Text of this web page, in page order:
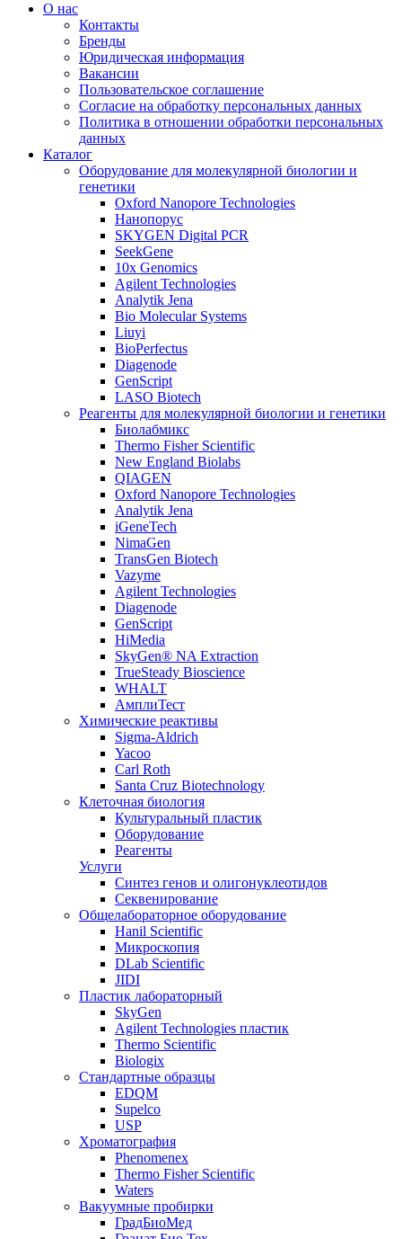
О нас
Контакты
Бренды
Юридическая информация
Вакансии
Пользовательское соглашение
Согласие на обработку персональных данных
Политика в отношении обработки персональных
данных
Каталог
Оборудование для молекулярной биологии и
генетики
Oxford Nanopore Technologies
Нанопорус
SKYGEN Digital PCR
SeekGene
10x Genomics
Agilent Technologies
Analytik Jena
Bio Molecular Systems
Liuyi
BioPerfectus
Diagenode
GenScript
LASO Biotech
Реагенты для молекулярной биологии и генетики
Биолабмикс
Thermo Fisher Scientific
New England Biolabs
QIAGEN
Oxford Nanopore Technologies
Analytik Jena
iGeneTech
NimaGen
TransGen Biotech
Vazyme
Agilent Technologies
Diagenode
GenScript
HiMedia
SkyGen® NA Extraction
TrueSteady Bioscience
WHALT
АмплиТест
Химические реактивы
Sigma-Aldrich
Yacoo
Carl Roth
Santa Cruz Biotechnology
Клеточная биология
Культуральный пластик
Оборудование
Реагенты
Услуги
Синтез генов и олигонуклеотидов
Секвенирование
Общелабораторное оборудование
Hanil Scientific
Микроскопия
DLab Scientific
JIDI
Пластик лабораторный
SkyGen
Agilent Technologies пластик
Thermo Scientific
Biologix
Стандартные образцы
EDQM
Supelco
USP
Хроматография
Phenomenex
Thermo Fisher Scientific
Waters
Вакуумные пробирки
ГрадБиоМед